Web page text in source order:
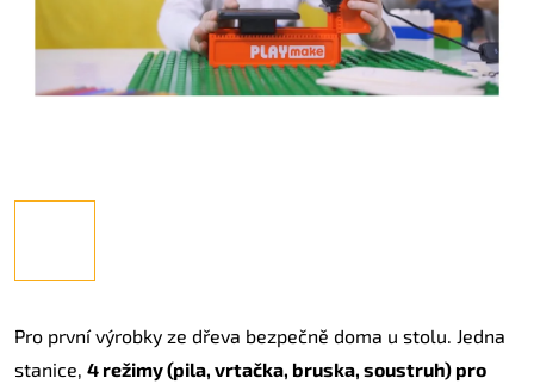
Pro první výrobky ze dřeva bezpečně doma u stolu. Jedna
stanice, 4 režimy (pila, vrtačka, bruska, soustruh) pro